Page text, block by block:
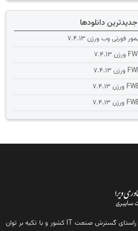
جدیدترین دانلودها
شرکت ستاک فناوری ویرا در راستای گسترش صنعت IT کشور و با تکیه بر توان